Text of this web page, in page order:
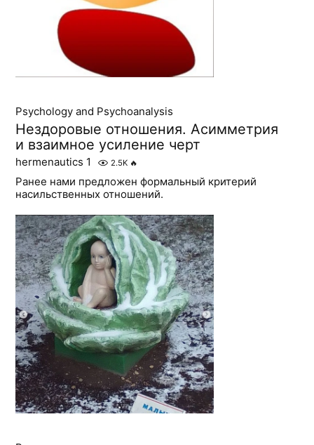
Psychology and Psychoanalysis
Нездоровые отношения. Асимметрия
и взаимное усиление черт
hermenautics 1 2.5K 🔥
Ранее нами предложен формальный критерий
насильственных отношений.